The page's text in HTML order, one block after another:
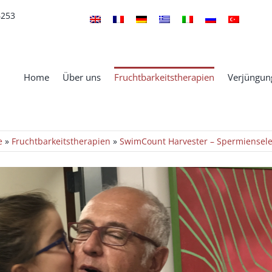
Home Über uns Fruchtbarkeitstherapien
» Fruchtbarkeitstherapien »SwimCount Harvester –